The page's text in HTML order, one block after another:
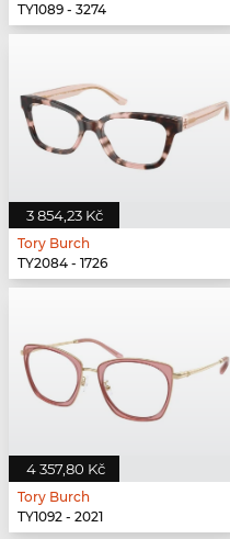
TY1089 - 3274
3 854,23 Kč
Tory Burch
TY2084 - 1726
4 357,80 Kč
Tory Burch
TY1092 - 2021